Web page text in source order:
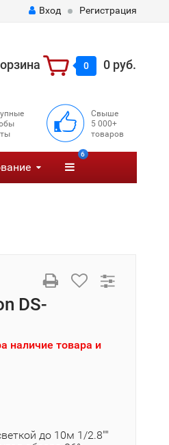
Вход Регистрация
0 0 руб.
Свыше
5 000+
товаров
6
DS-
наличие товара и
до 10м 1/2.8""